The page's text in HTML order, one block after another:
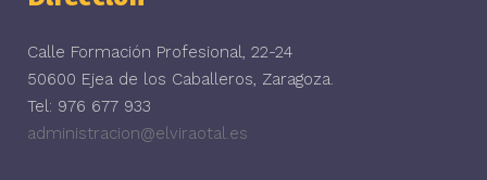
Calle Formación Profesional, 22-24
50600 Ejea de los Caballeros, Zaragoza.
Tel: 976 677 933
administracion@elviraotal.es